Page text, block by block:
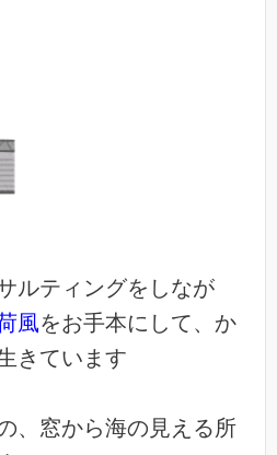
ルティングをしなが
風をお手本にして、か
きています
、窓から海の見える所